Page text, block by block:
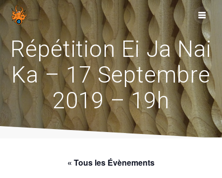
content
Répétition Ei Ja Nai
Ka – 17 Septembre
2019 – 19h
« Tous les Évènements